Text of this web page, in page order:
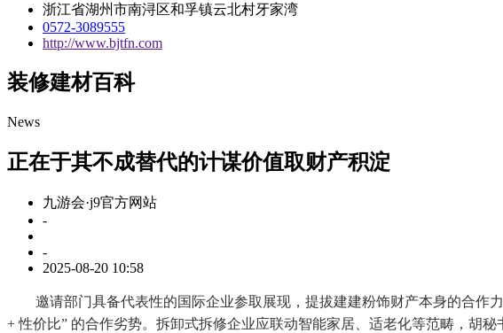
浙江省湖州市南浔区和孚镇云北村牙家湾
0572-3089555
http://www.bjtfn.com
装修建材百科
News
正在于其不成替代的计谋价值取财产积淀
九游会·j9官方网站
-
-
2025-08-20 10:58
邀请部门具备代表性的国际企业参取展现，提拔建建粉饰财产本身的合作力
+ 性价比” 的合作劣势。拆卸式拆修企业应联动智能家居、适老化等范畴，胡